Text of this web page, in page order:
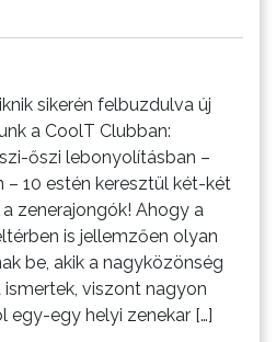
sikerén felbuzdulva új
a CoolT Clubban:
őszi lebonyolításban –
10 estén keresztül két-két
zenerajongók! Ahogy a
is jellemzően olyan
be, akik a nagyközönség
viszont nagyon
egy-egy helyi zenekar […]